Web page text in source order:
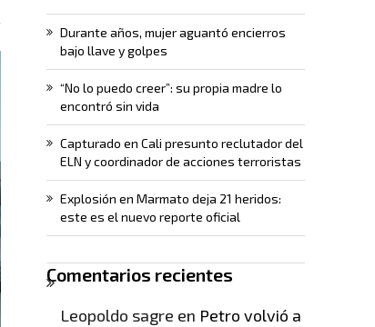
Durante años, mujer aguantó encierros
bajo llave y golpes
“No lo puedo creer”: su propia madre lo
encontró sin vida
Capturado en Cali presunto reclutador del
ELN y coordinador de acciones terroristas
Explosión en Marmato deja 21 heridos:
este es el nuevo reporte oficial
Comentarios recientes
Leopoldo sagre en Petro volvió a